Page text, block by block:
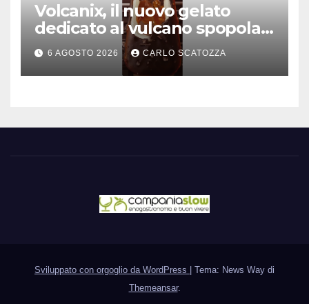
Volcanix, il nuovo gelato
dedicato al vulcano spopola,
è nato a Caivano
6 AGOSTO 2026 CARLO SCATOZZA
Sviluppato con orgoglio da WordPress
Tema: News Way di
Themeansar.